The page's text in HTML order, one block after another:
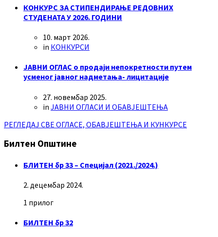
КОНКУРС ЗА СТИПЕНДИРАЊЕ РЕДОВНИХ
СТУДЕНАТА У 2026. ГОДИНИ
10. март 2026.
in КОНКУРСИ
ЈАВНИ ОГЛАС о продаји непокретности путем
усменог јавног надметања- лицитације
27. новембар 2025.
in ЈАВНИ ОГЛАСИ И ОБАВЈЕШТЕЊА
РЕГЛЕДАЈ СВЕ ОГЛАСЕ, ОБАВЈЕШТЕЊА И КУНКУРСЕ
Билтен Општине
БЛИТЕН бр 33 – Специјал (2021./2024.)
2. децембар 2024.
1 прилог
БИЛТЕН бр 32